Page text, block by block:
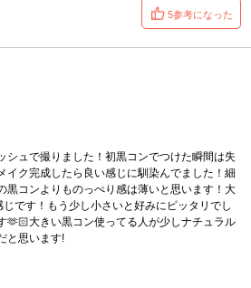
5参考になった
シュで撮りました！初黒コンでつけた瞬間は失
イク完成したら良い感じに馴染んでました！細
黒コンよりものっぺり感は薄いと思います！大
です！もう少し小さいと好みにピッタリでし
🫶🏻大きい黒コン使ってる人が少しナチュラル
と思います!